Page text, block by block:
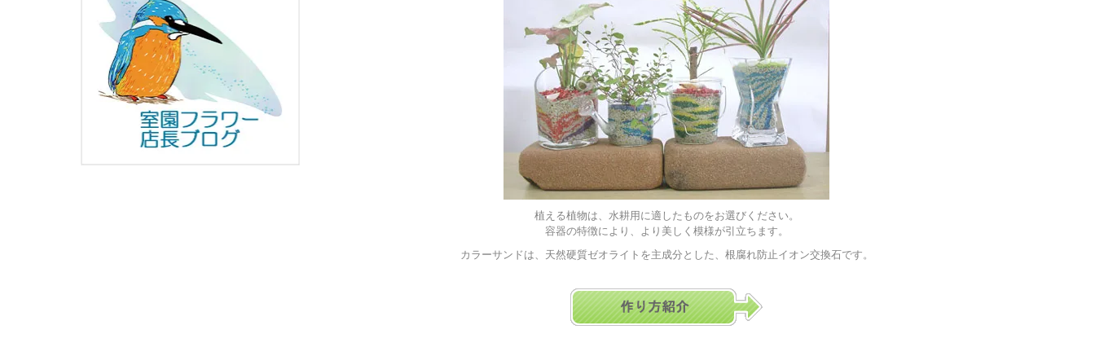
植える植物は、水耕用に適したものをお選びください。
容器の特徴により、より美しく模様が引立ちます。
カラーサンドは、天然硬質ゼオライトを主成分とした、根腐れ防止イオン交換石です。